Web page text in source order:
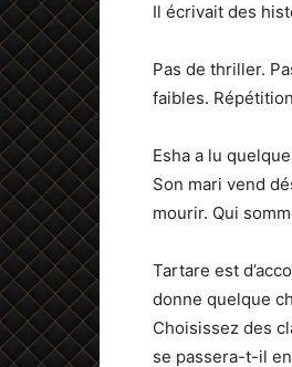
Il écrivait des
Pas de thriller.
faibles.
Esha a lu
Son mari vend
mourir. Qui
Tartare est
donne quelque
Choisissez des
se passera-t-il